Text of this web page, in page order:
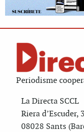
Periodisme
La Directa SCCL
Riera d’Escuder,
08028 Sants